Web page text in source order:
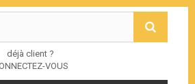
déjà client ?
VOUS